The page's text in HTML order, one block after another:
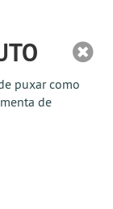
puxar como
de